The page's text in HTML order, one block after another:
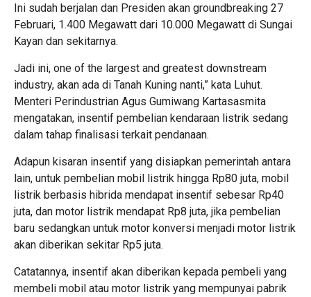
Ini sudah berjalan dan Presiden akan groundbreaking 27
Februari, 1.400 Megawatt dari 10.000 Megawatt di Sungai
Kayan dan sekitarnya.
Jadi ini, one of the largest and greatest downstream
industry, akan ada di Tanah Kuning nanti,” kata Luhut.
Menteri Perindustrian Agus Gumiwang Kartasasmita
mengatakan, insentif pembelian kendaraan listrik sedang
dalam tahap finalisasi terkait pendanaan.
Adapun kisaran insentif yang disiapkan pemerintah antara
lain, untuk pembelian mobil listrik hingga Rp80 juta, mobil
listrik berbasis hibrida mendapat insentif sebesar Rp40
juta, dan motor listrik mendapat Rp8 juta, jika pembelian
baru sedangkan untuk motor konversi menjadi motor listrik
akan diberikan sekitar Rp5 juta.
Catatannya, insentif akan diberikan kepada pembeli yang
membeli mobil atau motor listrik yang mempunyai pabrik